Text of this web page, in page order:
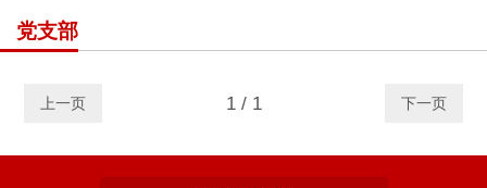
党支部
上一页 1 / 1 下一页